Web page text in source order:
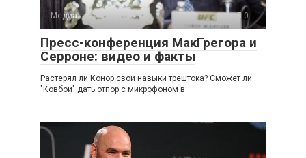
Медиа 0
Пресс-конференция МакГрегора и
Серроне: видео и факты
Растерял ли Конор свои навыки трештока? Сможет ли
"Ковбой" дать отпор с микрофоном в